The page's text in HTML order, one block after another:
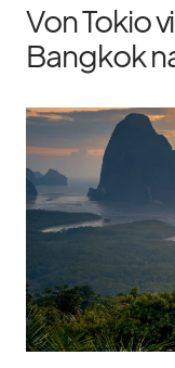
Von Tokio
Bangkok